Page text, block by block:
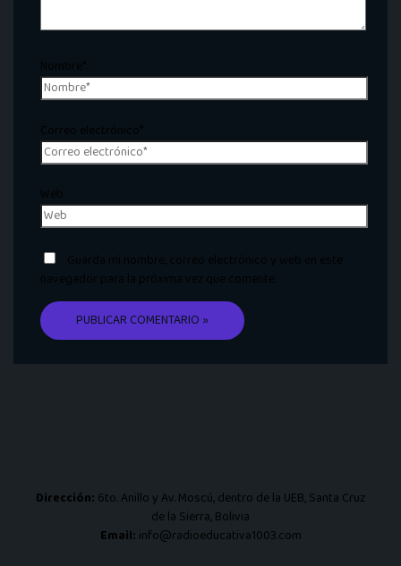
Nombre*
Correo electrónico*
Web
Guarda mi nombre, correo electrónico y web en este
navegador para la próxima vez que comente.
Dirección: 6to. Anillo y Av. Moscú, dentro de la UEB, Santa Cruz
de la Sierra, Bolivia
Email: info@radioeducativa1003.com